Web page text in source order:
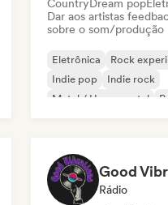
CountryDream pop
Dar aos artistas
sobre o som/produção
Eletrônica Rock
Indie pop
Indie rock
Metal / Heavy metal
Good
Rádio